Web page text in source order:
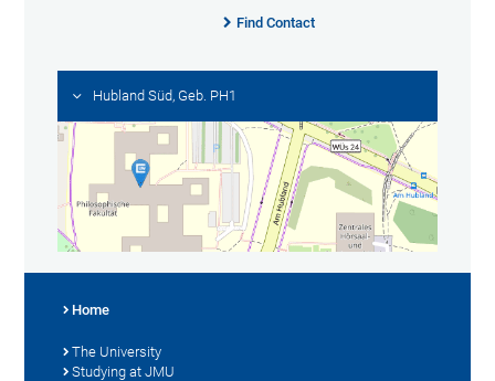
Find Contact
Hubland Süd, Geb. PH1
Home
The University
Studying at JMU